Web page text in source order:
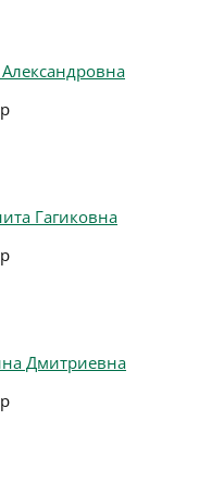
Гагиковна
Дмитриевна